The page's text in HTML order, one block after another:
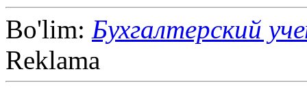
Bo'lim: Бухгалтерский
Reklama